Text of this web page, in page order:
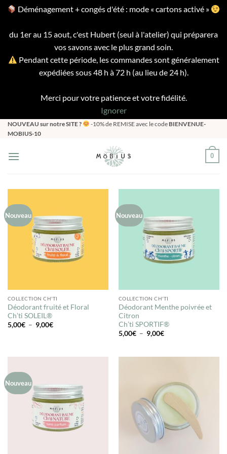
Déménagement + congés d'été : mode « cartons activé »
du 1er au 15 aout, c'est Hubert (seul à l'atelier) qui préparera
vos savons avec le plus grand soin.
Pendant cette période, les commandes sont généralement
expédiées sous 48 h à 72 h (au lieu de 24 h).
Merci pour votre patience et votre fidélité.
Ignorer
Passer
au
NOUVEAU sur notre SITE ? -10% de REMISE avec le code BIENVENUE-
MOBIUS-10
0
Nouveau
COLLECTION CH'TI
Déodorant fruité et Floral
Ch’ti SOLEIL®
5,00€ – 9,00€Plage
9,00€
Nouveau
COLLECTION CH'TI
Déodorant Menthe poivrée et
Citron
Ch’ti SPORTIF®
5,00€ – 9,00€Plage
à
Nouveau